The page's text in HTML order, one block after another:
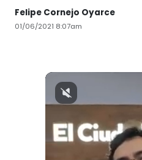
Felipe Cornejo Oyarce
01/06/2021 8:07am